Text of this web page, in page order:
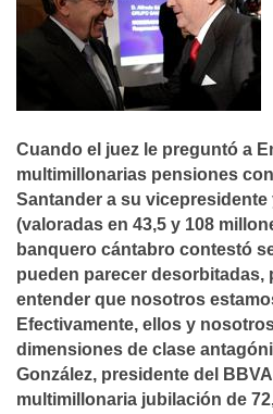
Cuando el juez le preguntó a
multimillonarias pensiones
Santander a su
(valoradas en 43,5 y 108
banquero cántabro contestó
pueden parecer desorbitadas,
entender que nosotros
Efectivamente, ellos y
dimensiones de clase
González, presidente del
multimillonaria jubilación de